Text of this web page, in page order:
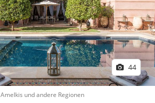
44
Amelkis und andere Regionen